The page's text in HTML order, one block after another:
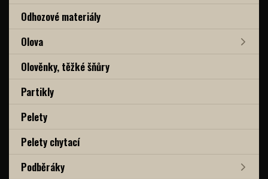
Odhozové materiály
Olova
Olověnky, těžké šňůry
Partikly
Pelety
Pelety chytací
Podběráky